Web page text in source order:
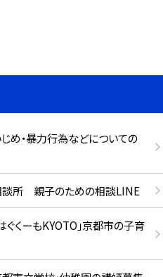
め・暴力行為などについての
談所 親子のための相談LINE
ぐくーもKYOTO」京都市の子育